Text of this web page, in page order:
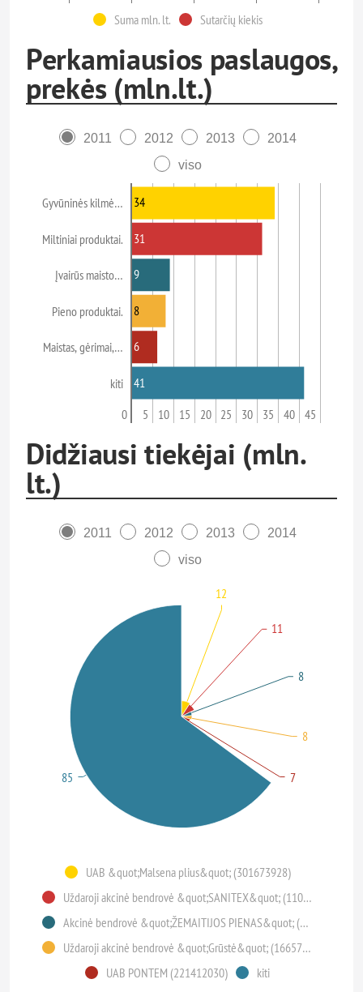
Suma mln. lt.
Sutarčių kiekis
Perkamiausios paslaugos,
prekės (mln.lt.)
2011 2012 2013
2014
viso
Gyvūninės kilmė…
Miltiniai produktai.
Įvairūs maisto…
Pieno produktai.
Maistas, gėrimai,…
kiti
0 5 10 15 20 25 30 35 40 45
34
31
9
8
6
41
Didžiausi tiekėjai (mln.
lt.)
2011 2012 2013
2014
viso
UAB &quot;Malsena plius&quot; (301673928)
Uždaroji akcinė bendrovė &quot;SANITEX&quot; (110443493)
Akcinė bendrovė &quot;ŽEMAITIJOS PIENAS&quot; (180240752)
Uždaroji akcinė bendrovė &quot;Grūstė&quot; (166576122)
UAB PONTEM (221412030)
kiti
12
11
8
8
7
85